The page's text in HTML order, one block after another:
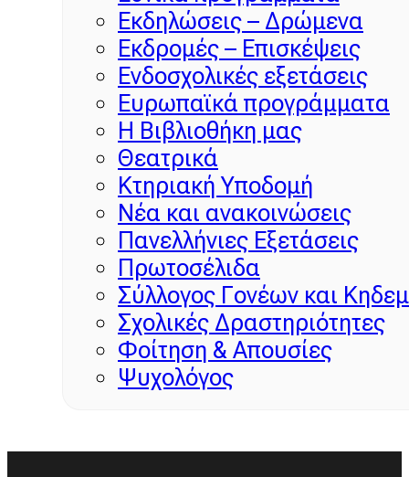
Εκδηλώσεις – Δρώμενα
Εκδρομές – Επισκέψεις
Ενδοσχολικές εξετάσεις
Ευρωπαϊκά προγράμματα
Η Βιβλιοθήκη μας
Θεατρικά
Κτηριακή Υποδομή
Νέα και ανακοινώσεις
Πανελλήνιες Εξετάσεις
Πρωτοσέλιδα
Σύλλογος Γονέων και
Σχολικές Δραστηριότητες
Φοίτηση & Απουσίες
Ψυχολόγος